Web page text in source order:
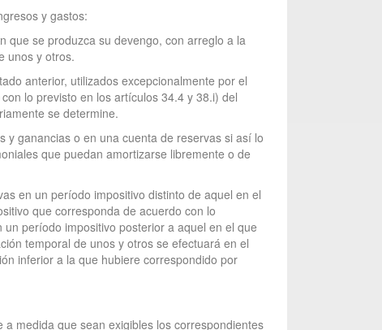
y gastos:
que se produzca su devengo, con arreglo a la
unos y otros.
anterior, utilizados excepcionalmente por el
lo previsto en los artículos 34.4 y 38.i) del
se determine.
y ganancias o en una cuenta de reservas si así lo
que puedan amortizarse libremente o de
en un período impositivo distinto de aquel en el
que corresponda de acuerdo con lo
período impositivo posterior a aquel en el que
temporal de unos y otros se efectuará en el
inferior a la que hubiere correspondido por
medida que sean exigibles los correspondientes